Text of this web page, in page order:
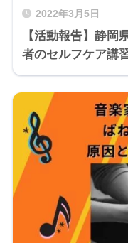
2022年3月5日
【活動報告】静岡
者のセルフケア講